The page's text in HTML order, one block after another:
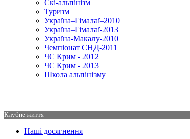
Скі-альпінізм
Туризм
Україна–Гімалаї–2010
Україна–Гімалаї-2013
Україна-Макалу-2010
Чемпіонат СНД-2011
ЧС Крим - 2012
ЧС Крим - 2013
Школа альпінізму
Клубне життя
Наші досягнення